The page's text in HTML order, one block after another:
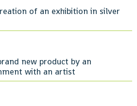
of an exhibition in silver
new product by an
with an artist